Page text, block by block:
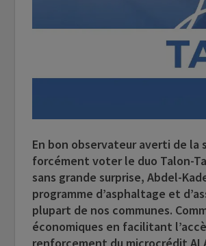
En bon observateur averti de la
forcément voter le duo Talon-
sans grande surprise, Abdel-
programme d’asphaltage et
plupart de nos communes.
économiques en facilitant